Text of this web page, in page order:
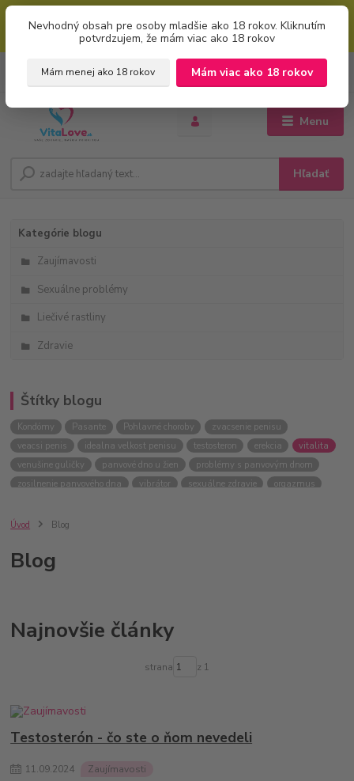
bez úvodzoviek). Zľavový kód zadajte v prvom kroku košíku zaškrtnutím
políčka: "mám zľavový kupón"
Nevhodný obsah pre osoby mladšie ako 18 rokov. Kliknutím
potvrdzujem, že mám viac ako 18 rokov
Mám menej ako 18 rokov Mám viac ako 18 rokov
Menu
Hľadať
+421 951 733 848
(Po-Pia, 8-16 hod.)
za
Kategórie blogu
Zaujímavosti
Sexuálne problémy
Liečivé rastliny
Zdravie
Štítky blogu
Kondómy Pasante Pohlavné choroby
zvacsenie penisu
veacsi penis
idealna velkost penisu testosteron erekcia
vitalita
venušine guličky
panvové dno u žien
problémy s panvovým dnom
zosilnenie panvového dna
vibrátor sexuálne zdravie orgazmus
Úvod Blog
Blog
Najnovšie články
strana z 1
Testosterón - čo ste o ňom nevedeli
11.09.2024 Zaujímavosti